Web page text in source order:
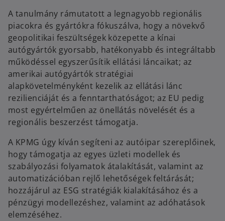
A tanulmány rámutatott a legnagyobb regionális
piacokra és gyártókra fókuszálva, hogy a növekvő
geopolitikai feszültségek közepette a kínai
autógyártók gyorsabb, hatékonyabb és integráltabb
működéssel egyszerűsítik ellátási láncaikat; az
amerikai autógyártók stratégiai
alapkövetelményként kezelik az ellátási lánc
rezilienciáját és a fenntarthatóságot; az EU pedig
most egyértelműen az önellátás növelését és a
regionális beszerzést támogatja.
A KPMG úgy kíván segíteni az autóipar szereplőinek,
hogy támogatja az egyes üzleti modellek és
szabályozási folyamatok átalakítását, valamint az
automatizációban rejlő lehetőségek feltárását;
hozzájárul az ESG stratégiák kialakításához és a
pénzügyi modellezéshez, valamint az adóhatások
elemzéséhez.